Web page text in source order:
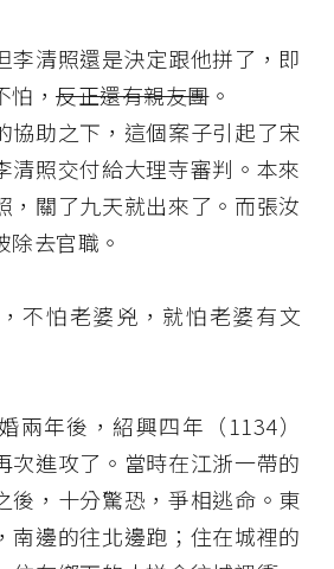
清照還是決定跟他拼了，即
， 反正還有親友團。
協助之下，這個案子引起了宋
清照交付給大理寺審判。本來
，關了九天就出來了。而張汝
去官職。
，不怕老婆兇，就怕老婆有文
兩年後，紹興四年（1134）
次進攻了。當時在江浙一帶的
後，十分驚恐，爭相逃命。東
南邊的往北邊跑；住在城裡的